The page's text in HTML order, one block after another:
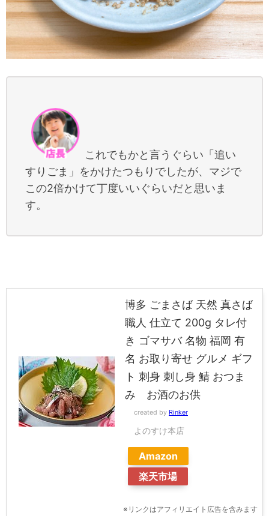
これでもかと言うぐらい「追い
すりごま」をかけたつもりでしたが、マジで
この2倍かけて丁度いいぐらいだと思いま
す。
博多 ごまさば 天然 真さば
職人 仕立て 200g タレ付
き ゴマサバ 名物 福岡 有
名 お取り寄せ グルメ ギフ
ト 刺身 刺し身 鯖 おつま
み お酒のお供
created by Rinker
よのすけ本店
Amazon
楽天市場
※リンクはアフィリエイト広告を含みます